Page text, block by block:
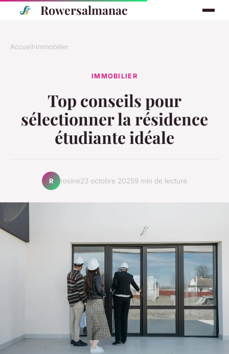
Rowersalmanac
Accueil›Immobilier
IMMOBILIER
Top conseils pour
sélectionner la résidence
étudiante idéale
R rosine23 octobre 20259 min de lecture